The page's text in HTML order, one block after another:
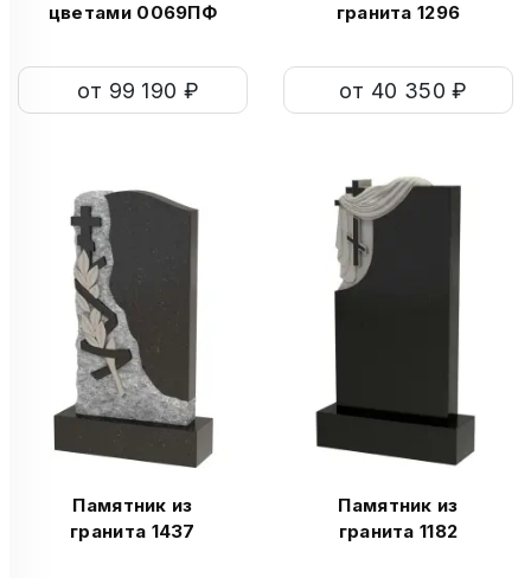
цветами 0069ПФ
от 99 190 ₽
гранита 1296
от 40 350 ₽
Памятник из
гранита 1437
Памятник из
гранита 1182